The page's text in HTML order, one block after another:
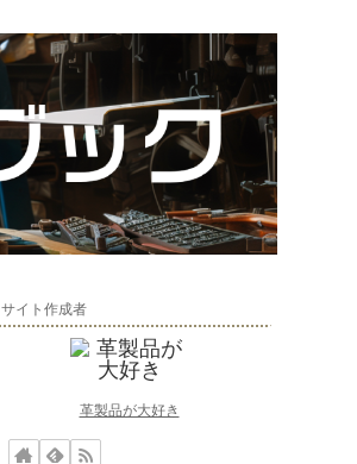
サイト作成者
革製品が大好き